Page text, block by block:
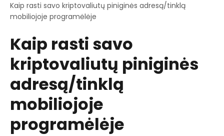
Kaip rasti savo kriptovaliutų piniginės adresą/tinklą
mobiliojoje programėlėje
Kaip rasti savo
kriptovaliutų piniginės
adresą/tinklą
mobiliojoje
programėlėje